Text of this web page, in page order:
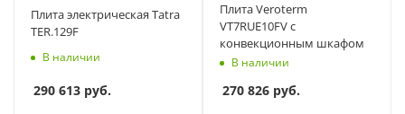
Плита электрическая Tatra
TER.129F
В наличии
290 613 руб.
Плита Veroterm
VT7RUE10FV с
конвекционным шкафом
В наличии
270 826 руб.